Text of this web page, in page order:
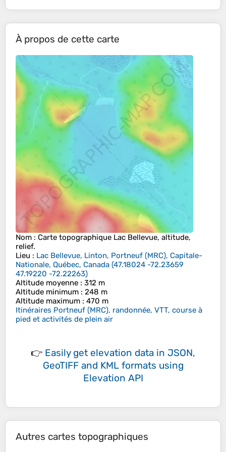
À propos de cette carte
Nom : Carte topographique Lac Bellevue, altitude,
relief.
Lieu : Lac Bellevue, Linton, Portneuf (MRC), Capitale-
Nationale, Québec, Canada (47.18024 -72.23659
47.19220 -72.22263)
Altitude moyenne : 312 m
Altitude minimum : 248 m
Altitude maximum : 470 m
Itinéraires Portneuf (MRC), randonnée, VTT, course à
pied et activités de plein air
👉 Easily get elevation data in JSON,
GeoTIFF and KML formats using
Elevation API
Autres cartes topographiques